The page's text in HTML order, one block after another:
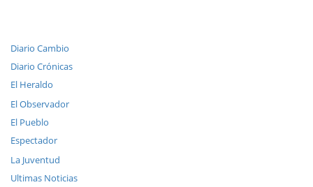
Diario Cambio
Diario Crónicas
El Heraldo
El Observador
El Pueblo
Espectador
La Juventud
Ultimas Noticias